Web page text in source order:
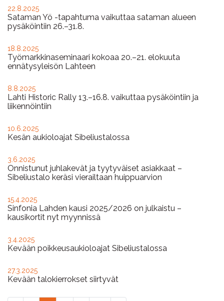
22.8.2025
Sataman Yö -tapahtuma vaikuttaa sataman alueen
pysäköintiin 26.–31.8.
18.8.2025
Työmarkkinaseminaari kokoaa 20.–21. elokuuta
ennätysyleisön Lahteen
8.8.2025
Lahti Historic Rally 13.–16.8. vaikuttaa pysäköintiin ja
liikennöintiin
10.6.2025
Kesän aukioloajat Sibeliustalossa
3.6.2025
Onnistunut juhlakevät ja tyytyväiset asiakkaat –
Sibeliustalo keräsi vierailtaan huippuarvion
15.4.2025
Sinfonia Lahden kausi 2025/2026 on julkaistu –
kausikortit nyt myynnissä
3.4.2025
Kevään poikkeusaukioloajat Sibeliustalossa
27.3.2025
Kevään talokierrokset siirtyvät